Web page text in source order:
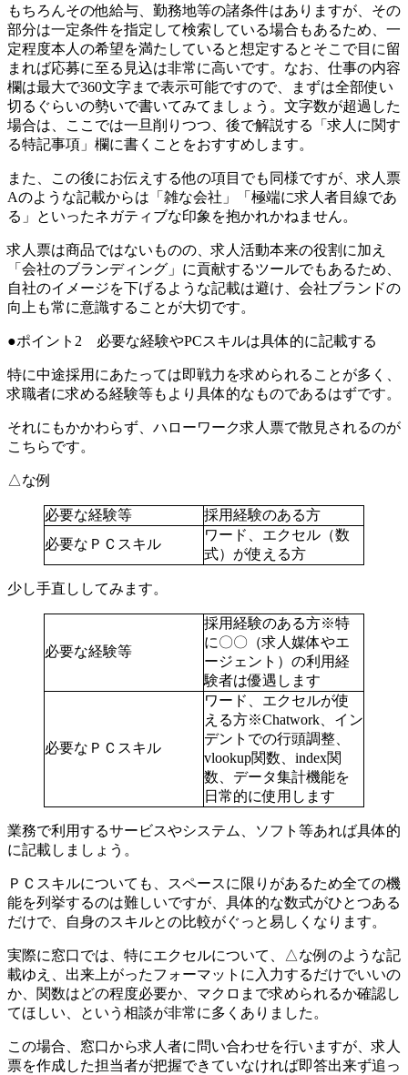
もちろんその他給与、勤務地等の諸条件はありますが、その
部分は一定条件を指定して検索している場合もあるため、一
定程度本人の希望を満たしていると想定するとそこで目に留
まれば応募に至る見込は非常に高いです。なお、仕事の内容
欄は最大で360文字まで表示可能ですので、まずは全部使い
切るぐらいの勢いで書いてみてましょう。文字数が超過した
場合は、ここでは一旦削りつつ、後で解説する「求人に関す
る特記事項」欄に書くことをおすすめします。
また、この後にお伝えする他の項目でも同様ですが、求人票
Aのような記載からは「雑な会社」「極端に求人者目線であ
る」といったネガティブな印象を抱かれかねません。
求人票は商品ではないものの、求人活動本来の役割に加え
「会社のブランディング」に貢献するツールでもあるため、
自社のイメージを下げるような記載は避け、会社ブランドの
向上も常に意識することが大切です。
ポイント2 必要な経験やPCスキルは具体的に記載する
特に中途採用にあたっては即戦力を求められることが多く、
求職者に求める経験等もより具体的なものであるはずです。
それにもかかわらず、ハローワーク求人票で散見されるのが
こちらです。
△な例
必要な経験等
採用経験のある方
必要なＰＣスキル
ワード、エクセル（数
式）が使える方
少し手直ししてみます。
必要な経験等
採用経験のある方※特
に〇〇（求人媒体やエ
ージェント）の利用経
験者は優遇します
必要なＰＣスキル
ワード、エクセルが使
える方※Chatwork、イン
デントでの行頭調整、
vlookup関数、index関
数、データ集計機能を
日常的に使用します
業務で利用するサービスやシステム、ソフト等あれば具体的
に記載しましょう。
ＰＣスキルについても、スペースに限りがあるため全ての機
能を列挙するのは難しいですが、具体的な数式がひとつある
だけで、自身のスキルとの比較がぐっと易しくなります。
実際に窓口では、特にエクセルについて、△な例のような記
載ゆえ、出来上がったフォーマットに入力するだけでいいの
か、関数はどの程度必要か、マクロまで求められるか確認し
てほしい、という相談が非常に多くありました。
この場合、窓口から求人者に問い合わせを行いますが、求人
票を作成した担当者が把握できていなければ即答出来ず追っ